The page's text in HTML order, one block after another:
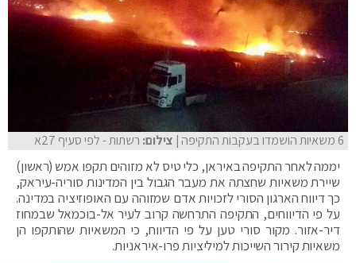
6 משאיות הושמדו בעקבות התקיפה | צילום: רשתות - לפי סעיף 27א
יממה לאחר התקיפה באיראן, כלי טיס לא מזוהים תקפו אמש (ראשון)
שיירת משאיות שחצתה את מעבר הגבול בין המדינות סוריה-עיראק,
כך דיווח הארגון הסורי לזכויות אדם שמזוהה עם האופוזיציה במדינה.
על פי הדיווחים, התקיפה התרחשה קרוב לעיר אל-בוכמאל שבמחוז
דיר-אזור. מקור סורי טען על פי הדיווח, כי המשאיות שהותקפו הן
משאיות קירור השייכות למיליציות פרו-איראניות.